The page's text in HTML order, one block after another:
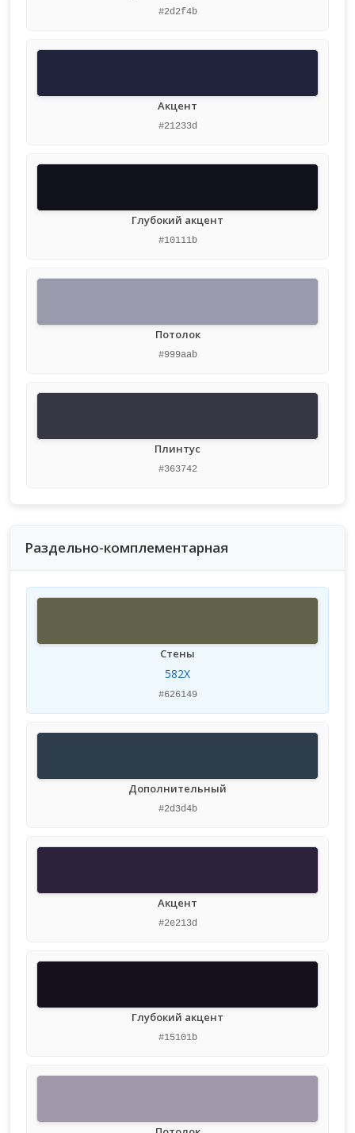
#2d2f4b
Акцент
#21233d
Глубокий акцент
#10111b
Потолок
#999aab
Плинтус
#363742
Раздельно-комплементарная
Стены
582X
#626149
Дополнительный
#2d3d4b
Акцент
#2e213d
Глубокий акцент
#15101b